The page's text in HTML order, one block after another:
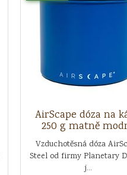
AirScape dóza na
250 g matně
Vzduchotěsná dóza
Steel od firmy Planetary
j...